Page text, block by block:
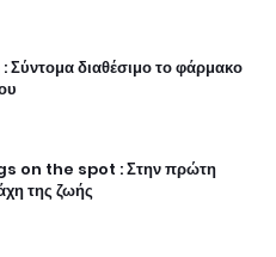
Σύντομα διαθέσιμο το φάρμακο
on the spot : Στην πρώτη
της ζωής